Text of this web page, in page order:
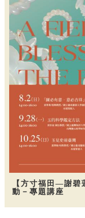
【方寸福田—謝碧
動－專題講座